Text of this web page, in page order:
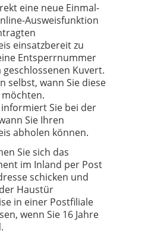
eine neue Einmal-
Ausweisfunktion
einsatzbereit zu
Entsperrnummer
geschlossenen Kuvert.
selbst, wann Sie diese
Sie bei der
Sie Ihren
abholen können.
Sie sich das
im Inland per Post
schicken und
Haustür
in einer Postfiliale
wenn Sie 16 Jahre